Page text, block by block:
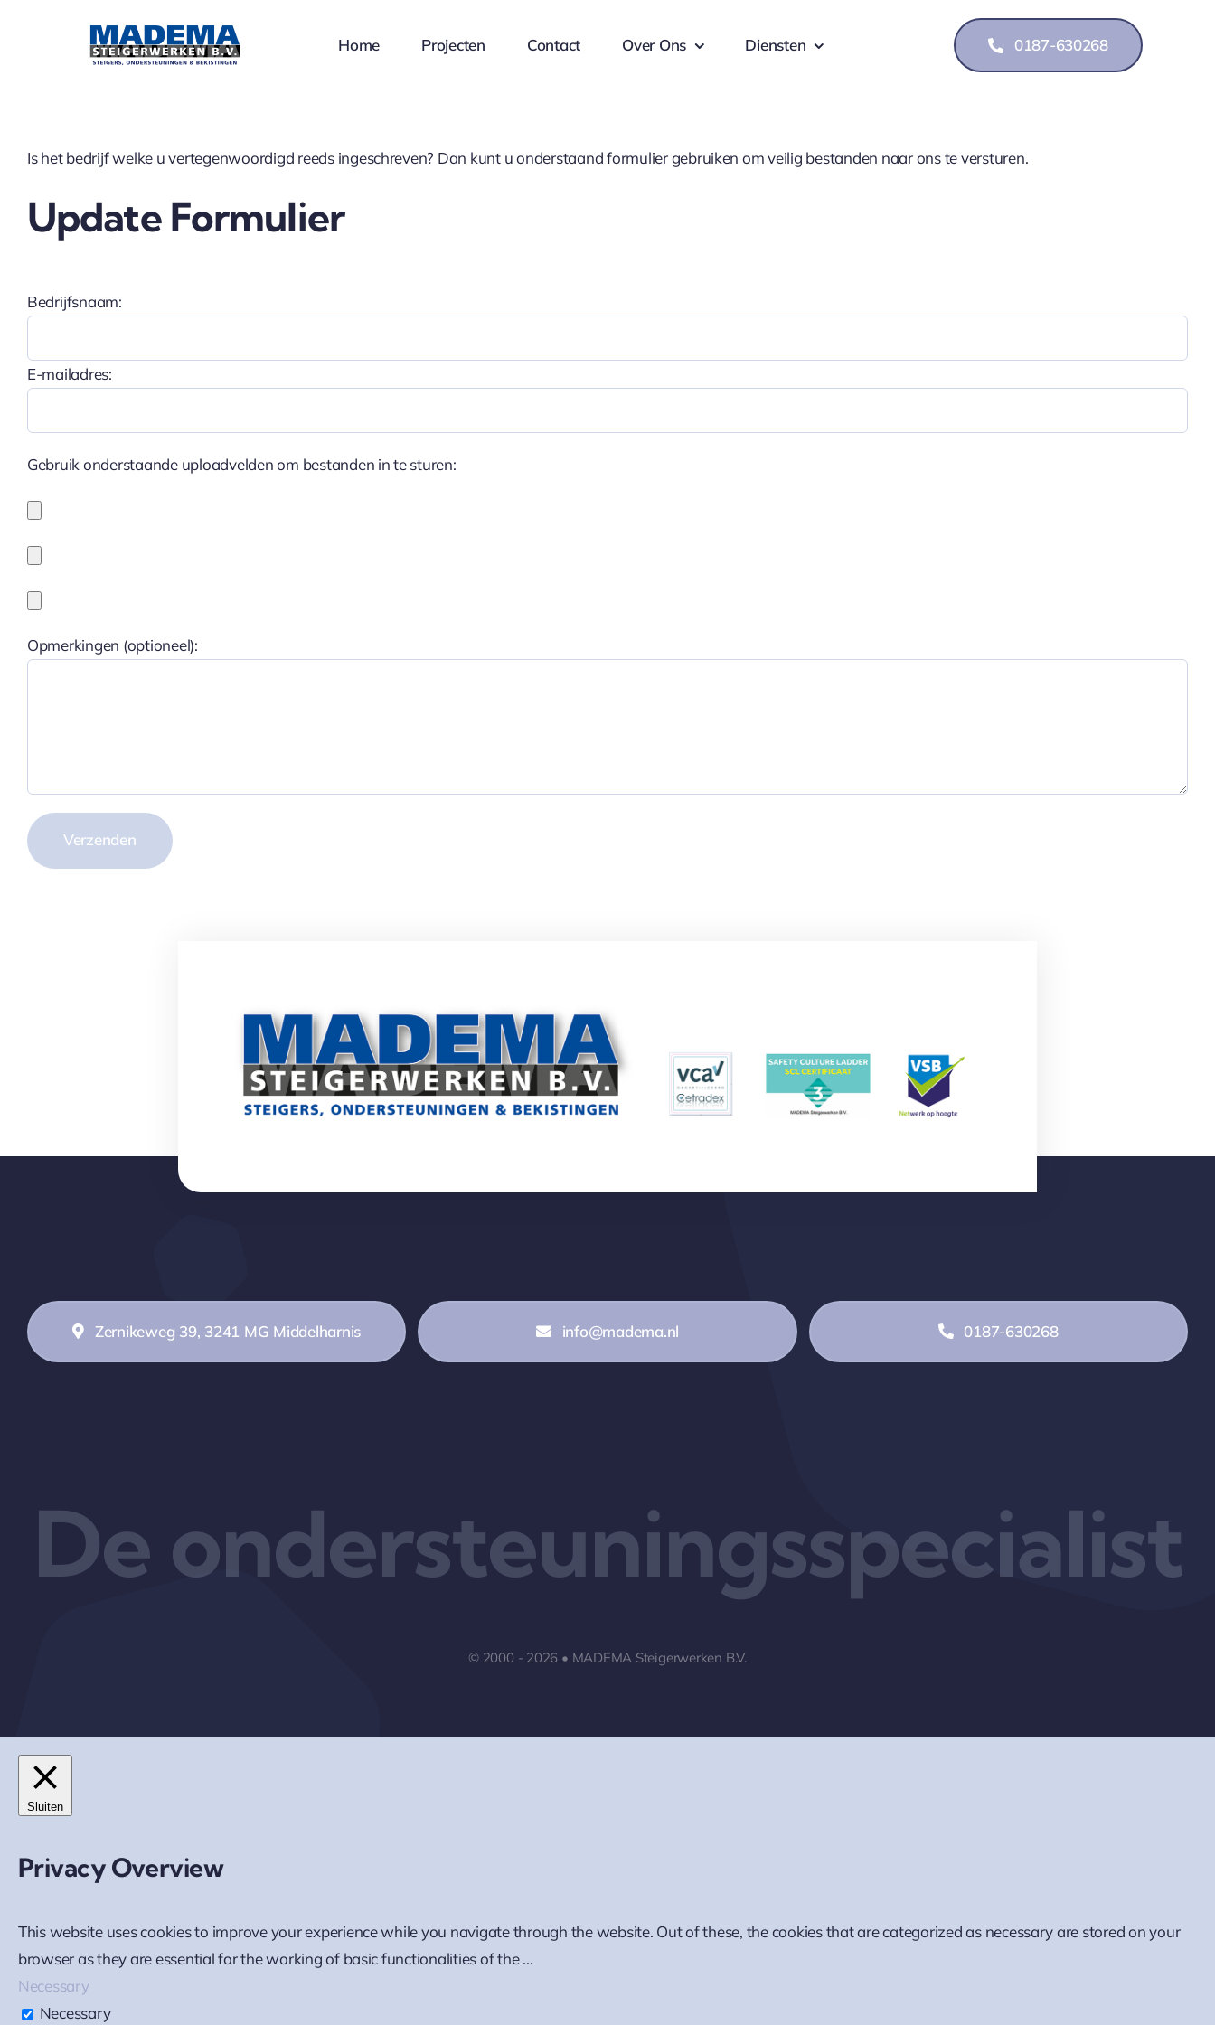
Home Projecten Contact Over Ons Diensten 0187-630268
Is het bedrijf welke u vertegenwoordigd reeds ingeschreven? Dan kunt u onderstaand formulier gebruiken om veilig bestanden naar ons te versturen.
Update Formulier
Bedrijfsnaam:
E-mailadres:
Gebruik onderstaande uploadvelden om bestanden in te sturen:
Opmerkingen (optioneel):
Zernikeweg 39, 3241 MG Middelharnis info@madema.nl 0187-630268
De ondersteuningsspecialist
© 2000 - 2026 • MADEMA Steigerwerken B.V.
Sluiten
Privacy Overview
This website uses cookies to improve your experience while you navigate through the website. Out of these, the cookies that are categorized as necessary are stored on your
browser as they are essential for the working of basic functionalities of the...
Necessary
Necessary